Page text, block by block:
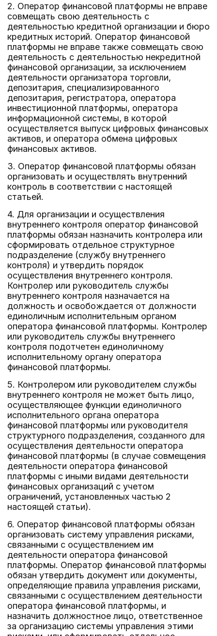
2. Оператор финансовой платформы не вправе
совмещать свою деятельность с
деятельностью кредитной организации и бюро
кредитных историй. Оператор финансовой
платформы не вправе также совмещать свою
деятельность с деятельностью некредитной
финансовой организации, за исключением
деятельности организатора торговли,
депозитария, специализированного
депозитария, регистратора, оператора
инвестиционной платформы, оператора
информационной системы, в которой
осуществляется выпуск цифровых финансовых
активов, и оператора обмена цифровых
финансовых активов.
3. Оператор финансовой платформы обязан
организовать и осуществлять внутренний
контроль в соответствии с настоящей
статьей.
4. Для организации и осуществления
внутреннего контроля оператор финансовой
платформы обязан назначить контролера или
сформировать отдельное структурное
подразделение (службу внутреннего
контроля) и утвердить порядок
осуществления внутреннего контроля.
Контролер или руководитель службы
внутреннего контроля назначается на
должность и освобождается от должности
единоличным исполнительным органом
оператора финансовой платформы. Контролер
или руководитель службы внутреннего
контроля подотчетен единоличному
исполнительному органу оператора
финансовой платформы.
5. Контролером или руководителем службы
внутреннего контроля не может быть лицо,
осуществляющее функции единоличного
исполнительного органа оператора
финансовой платформы или руководителя
структурного подразделения, созданного для
осуществления деятельности оператора
финансовой платформы (в случае совмещения
деятельности оператора финансовой
платформы с иными видами деятельности
финансовых организаций с учетом
ограничений, установленных частью 2
настоящей статьи).
6. Оператор финансовой платформы обязан
организовать систему управления рисками,
связанными с осуществлением им
деятельности оператора финансовой
платформы. Оператор финансовой платформы
обязан утвердить документ или документы,
определяющие правила управления рисками,
связанными с осуществлением деятельности
оператора финансовой платформы, и
назначить должностное лицо, ответственное
за организацию системы управления этими